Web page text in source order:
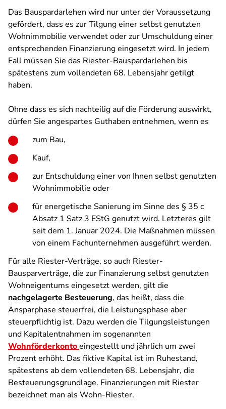
Das Bauspardarlehen wird nur unter der Voraussetzung
gefördert, dass es zur Tilgung einer selbst genutzten
Wohnimmobilie verwendet oder zur Umschuldung einer
entsprechenden Finanzierung eingesetzt wird. In jedem
Fall müssen Sie das Riester-Bauspardarlehen bis
spätestens zum vollendeten 68. Lebensjahr getilgt
haben.
Ohne dass es sich nachteilig auf die Förderung auswirkt,
dürfen Sie angespartes Guthaben entnehmen, wenn es
zum Bau,
Kauf,
zur Entschuldung einer von Ihnen selbst genutzten
Wohnimmobilie oder
für energetische Sanierung im Sinne des § 35 c
Absatz 1 Satz 3 EStG genutzt wird. Letzteres gilt
seit dem 1. Januar 2024. Die Maßnahmen müssen
von einem Fachunternehmen ausgeführt werden.
Für alle Riester-Verträge, so auch Riester-
Bausparverträge, die zur Finanzierung selbst genutzten
Wohneigentums eingesetzt werden, gilt die
nachgelagerte Besteuerung, das heißt, dass die
Ansparphase steuerfrei, die Leistungsphase aber
steuerpflichtig ist. Dazu werden die Tilgungsleistungen
und Kapitalentnahmen im sogenannten
Wohnförderkontoeingestellt und jährlich um zwei
Prozent erhöht. Das fiktive Kapital ist im Ruhestand,
spätestens ab dem vollendeten 68. Lebensjahr, die
Besteuerungsgrundlage. Finanzierungen mit Riester
bezeichnet man als Wohn-Riester.